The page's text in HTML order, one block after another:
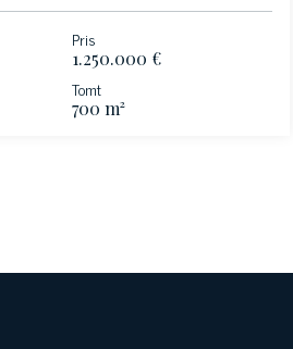
Pris
1.250.000 €
Tomt
700 m²